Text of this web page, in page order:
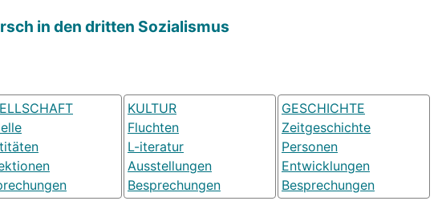
in den dritten Sozialismus
KULTUR
Fluchten
L-iteratur
Ausstellungen
Besprechungen
GESCHICHTE
Zeitgeschichte
Personen
Entwicklungen
Besprechungen